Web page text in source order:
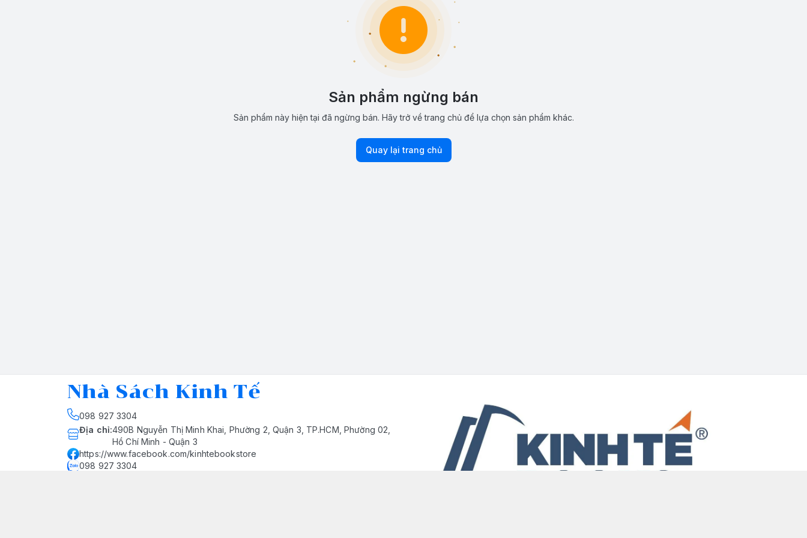
Sản phẩm ngừng bán
Sản phẩm này hiện tại đã ngừng bán. Hãy trở về trang chủ để lựa chọn sản phẩm khác.
Quay lại trang chủ
Nhà Sách Kinh Tế
098 927 3304
Địa chỉ:490B Nguyễn Thị Minh Khai, Phường 2, Quận 3, TP.HCM, Phường 02,
Hồ Chí Minh - Quận 3
https://www.facebook.com/kinhtebookstore
098 927 3304